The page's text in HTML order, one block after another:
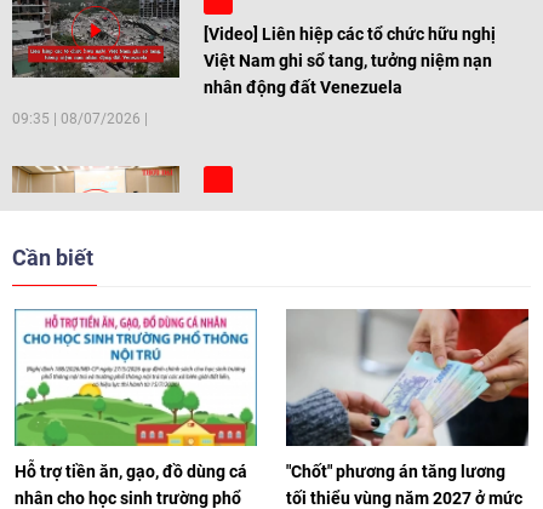
[Video] Liên hiệp các tổ chức hữu nghị
Việt Nam ghi sổ tang, tưởng niệm nạn
nhân động đất Venezuela
09:35 08/07/2026
[Video] Trẻ em Đông Á cùng kiến tạo
[Video] Âm nhạc flamenco gắn kết văn
hoá Việt Nam - Tây Ban Nha
11:10 17/06/2026
Cần biết
Hỗ trợ tiền ăn, gạo, đồ dùng cá
nhân cho học sinh trường phổ
"Chốt" phương án tăng lương
tối thiểu vùng năm 2027 ở mức